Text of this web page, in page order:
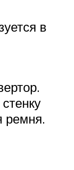
в
ремня.